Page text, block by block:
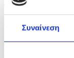
Συναίνεση
Νέα